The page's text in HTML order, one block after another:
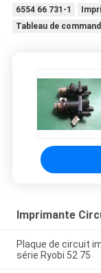
6554 66 731-1
Tableau de
Imprimante
Plaque de circuit
série Ryobi 52 75